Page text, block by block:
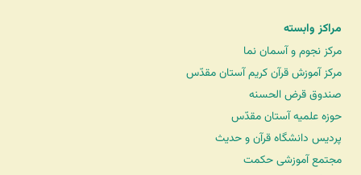
مراکز وابسته
مرکز نجوم و آسمان نما
مرکز آموزش قرآن کریم آستان مقدّس
صندوق قرض الحسنه
حوزه علمیه آستان مقدّس
پردیس دانشگاه قرآن و حدیث
مجتمع آموزشی حکمت